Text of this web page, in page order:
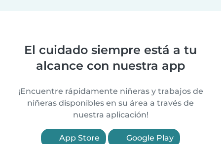
El cuidado siempre está a tu
alcance con nuestra app
¡Encuentre rápidamente niñeras y trabajos de
niñeras disponibles en su área a través de
nuestra aplicación!
App Store Google Play